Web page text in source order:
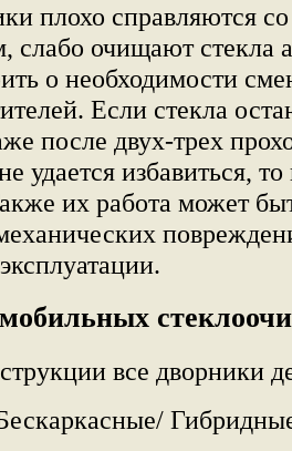
плохо справляются
слабо очищают стекла
о необходимости
Если стекла
после двух-трех
удается избавиться,
их работа может
все дворники